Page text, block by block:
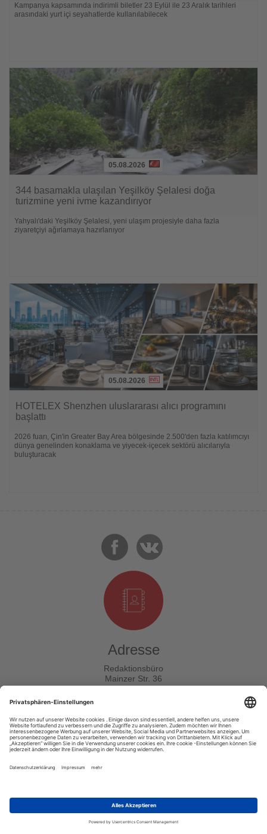
Kampanya kapsamında indirimli biletler 23 Eylül ile 23 Aralık tarihleri
arasındaki yurt içi seyahatlerde kullanılabilecek
Sie
die
05.08.2026
344 basamakla ulaşılan Yeşilköy Şelalesi doğa
turizmine yeni ivme kazandırıyor
Yahyalı'daki Yeşilköy Şelalesi, yeni ulaşım projesiyle daha fazla
ziyaretçiyi ağırlamaya hazırlanıyor
Sie
die
Nachrichten
05.08.2026
HOTELEX Shenzhen uluslararası alıcı programını
başlattı
2026 fuarı, Çin'in Greater Bay Area bölgesinde 2.500'den fazla katılımcıyı
dünya genelinden konaklama ve yiyecek-içecek sektörü alıcılarıyla
buluşturacak
Adresse
Redaktionsbüro
Mainzer Str. 36
55411 Bingen am Rhein